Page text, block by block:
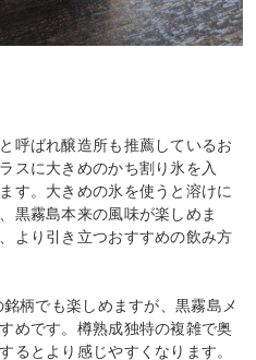
呼ばれ醸造所も推薦しているお
スに大きめのかち割り氷を入
す。大きめの氷を使うと溶けに
黒霧島本来の風味が楽しめま
より引き立つおすすめの飲み方
柄でも楽しめますが、黒霧島メ
めです。樽熟成独特の複雑で奥
るとより感じやすくなります。